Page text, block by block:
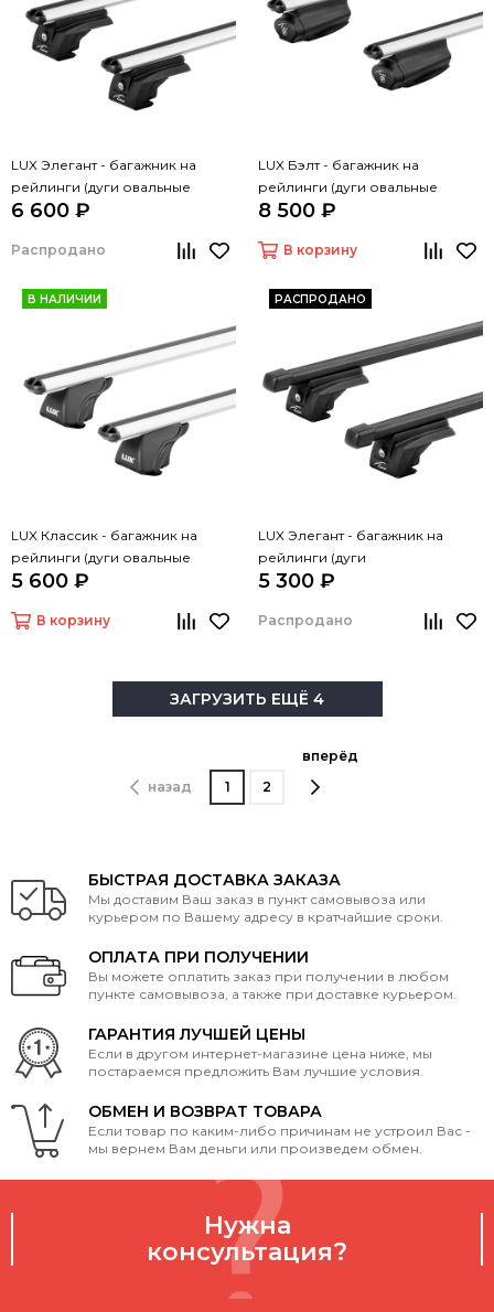
LUX Элегант - багажник на
рейлинги (дуги овальные
серые, 1,3м)
6 600 ₽
Распродано
LUX Бэлт - багажник на
рейлинги (дуги овальные
серые, 1,3м)
8 500 ₽
В корзину
В НАЛИЧИИ
LUX Классик - багажник на
рейлинги (дуги овальные
серые, 1,3м)
5 600 ₽
В корзину
РАСПРОДАНО
LUX Элегант - багажник на
рейлинги (дуги
прямоугольные черные, 1,3м)
5 300 ₽
Распродано
ЗАГРУЗИТЬ ЕЩЁ 4
назад 1 2
вперёд
БЫСТРАЯ ДОСТАВКА ЗАКАЗА
Мы доставим Ваш заказ в пункт самовывоза или
курьером по Вашему адресу в кратчайшие сроки.
ОПЛАТА ПРИ ПОЛУЧЕНИИ
Вы можете оплатить заказ при получении в любом
пункте самовывоза, а также при доставке курьером.
ГАРАНТИЯ ЛУЧШЕЙ ЦЕНЫ
Если в другом интернет-магазине цена ниже, мы
постараемся предложить Вам лучшие условия.
ОБМЕН И ВОЗВРАТ ТОВАРА
Если товар по каким-либо причинам не устроил Вас -
мы вернем Вам деньги или произведем обмен.
Нужна
консультация?